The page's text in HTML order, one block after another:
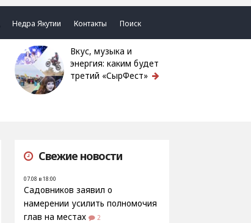
Недра Якутии Контакты Поиск
Вкус, музыка и
энергия: каким будет
третий «СырФест»
Свежие новости
07.08 в 18:00
Садовников заявил о
намерении усилить полномочия
глав на местах
2